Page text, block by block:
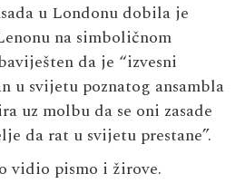
u Londonu dobila je
na simboličnom
da je “izvesni
u svijetu poznatog ansambla
uz molbu da se oni zasade
da rat u svijetu prestane”.
vidio pismo i žirove.